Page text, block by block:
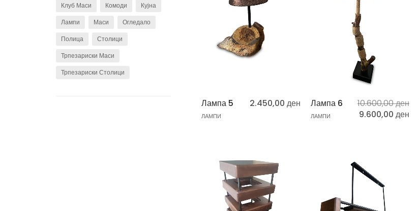
Клуб Маси
Комоди
Кујна
Лампи
Маси
Огледало
Полица
Столици
Трпезариски Маси
Трпезариски Столици
Лампа 5
ЛАМПИ
2.450,00 ден Лампа 6
ЛАМПИ
10.600,00ден
9.600,00 ден